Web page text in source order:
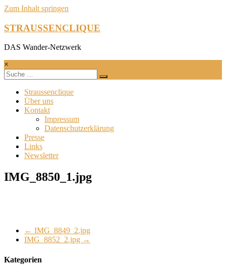
Zum Inhalt springen
STRAUSSENCLIQUE
DAS Wander-Netzwerk
×
Straussenclique
Über uns
Kontakt
Impressum
Datenschutzerklärung
Presse
Links
Newsletter
IMG_8850_1.jpg
← IMG_8849_2.jpg
IMG_8852_2.jpg →
Kategorien